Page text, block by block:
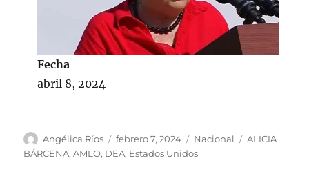
Fecha
abril 8, 2024
A
u
Angélica Ríos
P
u
febrero 7, 2024
C
a
Nacional
E
ALICIA
BÁRCENA,AMLO, DEA, Estados Unidos